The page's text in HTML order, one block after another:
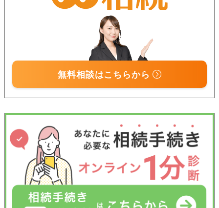
無料相談はこちらから